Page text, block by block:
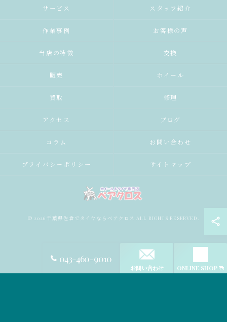
043-460-9010
お問い合わせ ONLINE SHOP
サービス スタッフ紹介
作業事例 お客様の声
当店の特徴 交換
販売 ホイール
買取 修理
アクセス ブログ
コラム お問い合わせ
プライバシーポリシー サイトマップ
© 2026 千葉県佐倉でタイヤならベアクロス ALL RIGHTS RESERVED.